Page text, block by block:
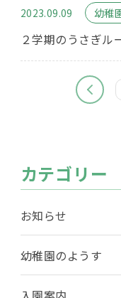
2023.09.09 幼稚
２学期のうさぎル
カテゴリー
お知らせ
幼稚園のようす